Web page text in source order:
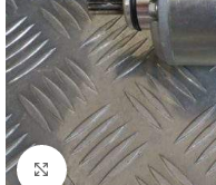
Click to enlarge